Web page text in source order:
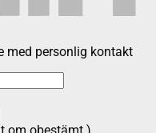
med personlig kontakt